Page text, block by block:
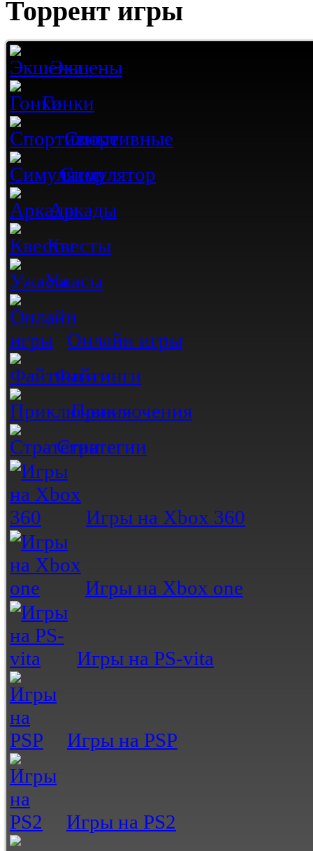
Торрент игры
Экшены
Гонки
Спортивные
Симулятор
Аркады
Квесты
Ужасы
Онлайн игры
Файтинги
Приключения
Стратегии
Игры на Xbox 360
Игры на Xbox one
Игры на PS-vita
Игры на PSP
Игры на PS2